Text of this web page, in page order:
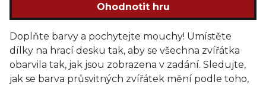
Ohodnotit hru
Doplňte barvy a pochytejte mouchy! Umístěte
dílky na hrací desku tak, aby se všechna zvířátka
obarvila tak, jak jsou zobrazena v zadání. Sledujte,
jak se barva průsvitných zvířátek mění podle toho,